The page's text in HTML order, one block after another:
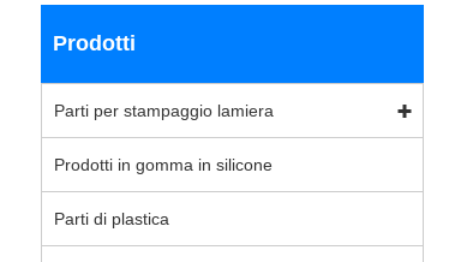
Prodotti
Parti per stampaggio lamiera
Prodotti in gomma in silicone
Parti di plastica